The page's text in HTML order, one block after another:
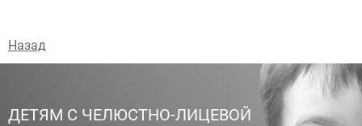
Назад
ДЕТЯМ С ЧЕЛЮСТНО-ЛИЦЕВОЙ